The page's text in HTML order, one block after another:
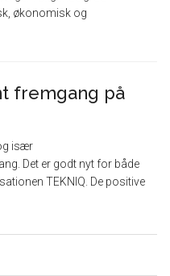
økonomisk og
fremgang på
især
Det er godt nyt for både
TEKNIQ. De positive